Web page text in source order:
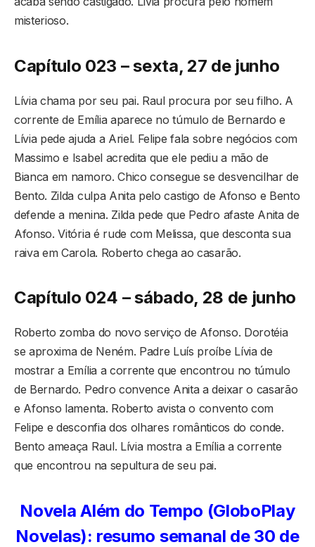
misterioso.
Capítulo 023 – sexta, 27 de junho
Lívia chama por seu pai. Raul procura por seu filho. A
corrente de Emília aparece no túmulo de Bernardo e
Lívia pede ajuda a Ariel. Felipe fala sobre negócios com
Massimo e Isabel acredita que ele pediu a mão de
Bianca em namoro. Chico consegue se desvencilhar de
Bento. Zilda culpa Anita pelo castigo de Afonso e Bento
defende a menina. Zilda pede que Pedro afaste Anita de
Afonso. Vitória é rude com Melissa, que desconta sua
raiva em Carola. Roberto chega ao casarão.
Capítulo 024 – sábado, 28 de junho
Roberto zomba do novo serviço de Afonso. Dorotéia
se aproxima de Neném. Padre Luís proíbe Lívia de
mostrar a Emília a corrente que encontrou no túmulo
de Bernardo. Pedro convence Anita a deixar o casarão
e Afonso lamenta. Roberto avista o convento com
Felipe e desconfia dos olhares românticos do conde.
Bento ameaça Raul. Lívia mostra a Emília a corrente
que encontrou na sepultura de seu pai.
Novela Além do Tempo (GloboPlay
Novelas): resumo semanal de 30 de